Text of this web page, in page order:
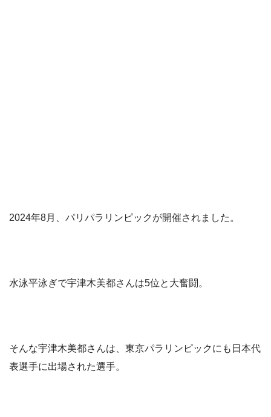
2024年8月、パリパラリンピックが開催されました。
水泳平泳ぎで宇津木美都さんは5位と大奮闘。
そんな宇津木美都さんは、東京パラリンピックにも日本代
表選手に出場された選手。